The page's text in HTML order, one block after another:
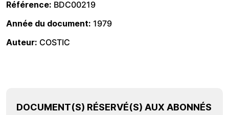
Référence BDC00219
Année du document 1979
Auteur COSTIC
DOCUMENT(S) RÉSERVÉ(S) AUX ABONNÉS